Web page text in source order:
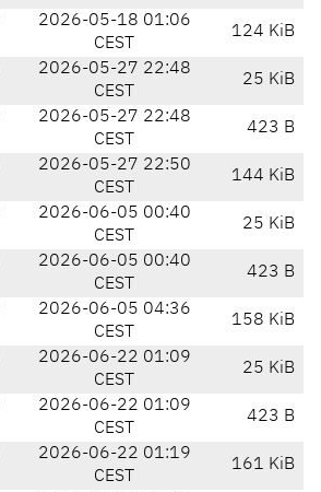
2026-05-18 01:06
CEST
124 KiB
2026-05-27 22:48
CEST
25 KiB
2026-05-27 22:48
CEST
423 B
2026-05-27 22:50
CEST
144 KiB
2026-06-05 00:40
CEST
25 KiB
2026-06-05 00:40
CEST
423 B
2026-06-05 04:36
CEST
158 KiB
2026-06-22 01:09
CEST
25 KiB
2026-06-22 01:09
CEST
423 B
2026-06-22 01:19
CEST
161 KiB